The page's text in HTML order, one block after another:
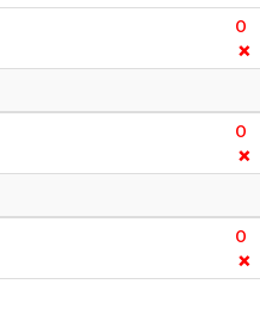
0
❌
0
❌
0
❌